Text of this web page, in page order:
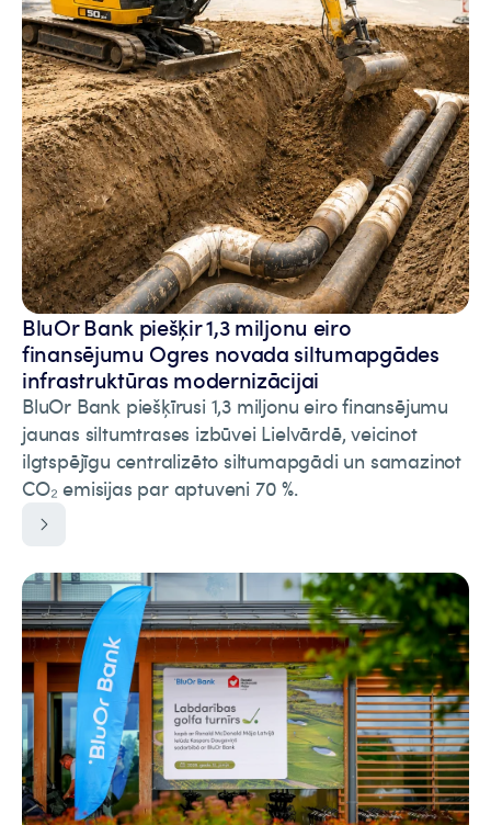
BluOr Bank piešķir 1,3 miljonu eiro
finansējumu Ogres novada siltumapgādes
infrastruktūras modernizācijai
BluOr Bank piešķīrusi 1,3 miljonu eiro finansējumu
jaunas siltumtrases izbūvei Lielvārdē, veicinot
ilgtspējīgu centralizēto siltumapgādi un samazinot
CO₂ emisijas par aptuveni 70 %.